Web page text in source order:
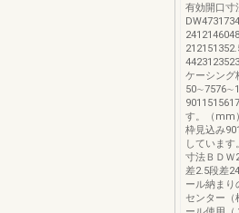
有効開口寸
ケーシング
す。（mm
枠見込み
していま
寸法ＢＤＷ
差2.5段差
ール納まり
センター（